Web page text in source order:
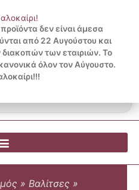
ΜΕ KLARNA
0.00€
0
Cart
» Βαλίτσες »
δεν είναι άμεσα
από 22 Αυγούστου και
των εταιριών. Το
όλον τον Αύγουστο.